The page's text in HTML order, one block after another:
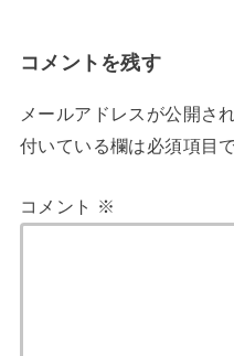
コメントを残す
メールアドレスが公開さ
付いている欄は必須項目
コメント ※